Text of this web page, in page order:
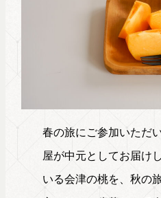
春の旅にご参加いただ
屋が中元としてお届け
いる会津の桃を、秋の